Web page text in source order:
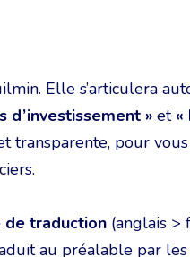
Elle s’articulera
d’investissement » et «
transparente, pour
de traduction (anglais >
au préalable par